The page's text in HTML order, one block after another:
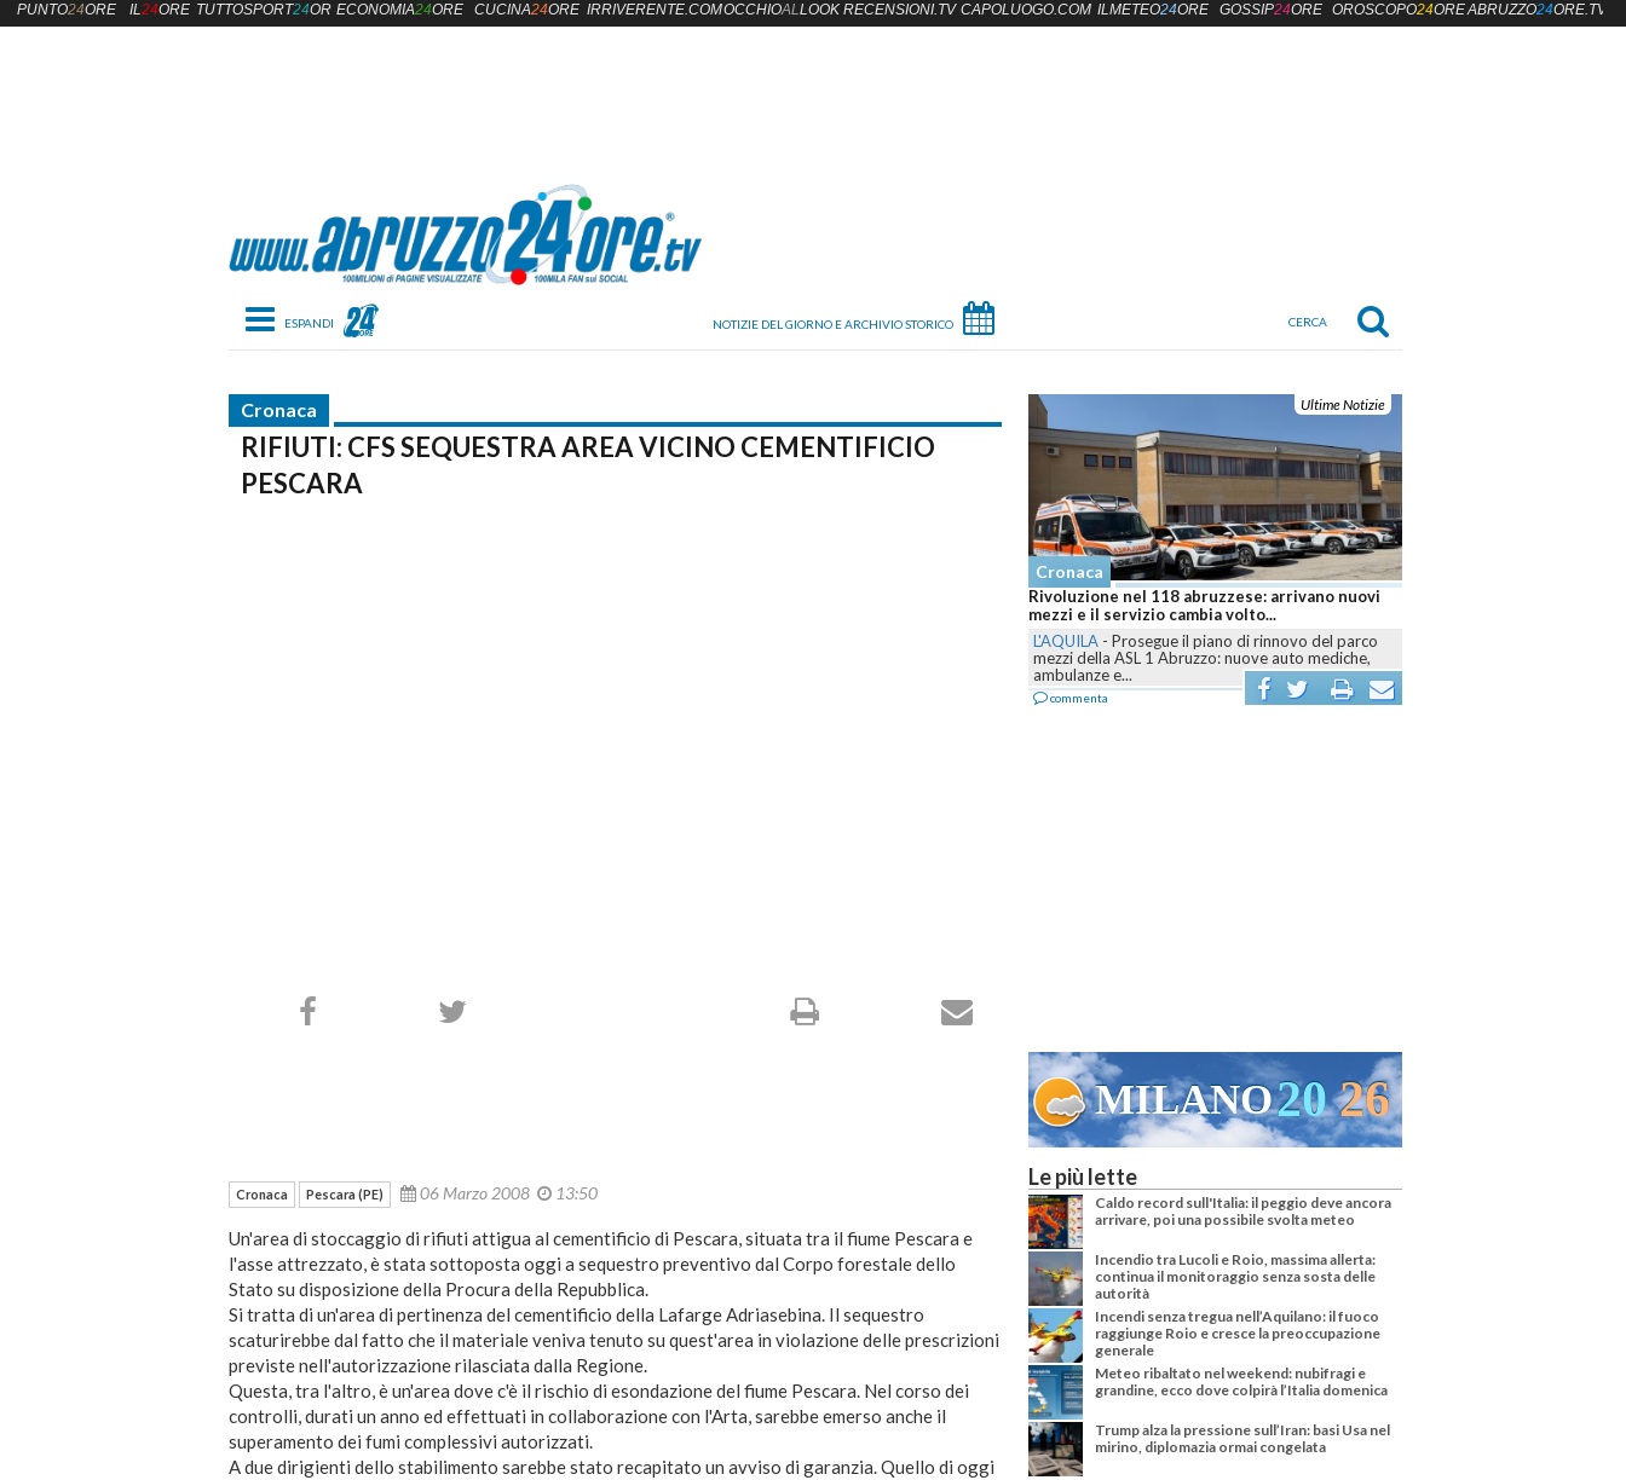
Toggle navigation
Cronaca
RIFIUTI: CFS SEQUESTRA AREA VICINO CEMENTIFICIO
PESCARA
Ultime Notizie
Rivoluzione nel 118 abruzzese: arrivano nuovi
mezzi e il servizio cambia volto...
Prosegue il piano di rinnovo del parco
mezzi della ASL 1 Abruzzo: nuove auto mediche,
Cronaca
Abruzzo brucia ancora, sei fronti attivi e
L'AQUILA-Dall’Aquilano al Pescarese e al
Teramano, volontari, mezzi terrestri, elicotteri e
Canadair sono...
commenta
MILANO20 26 VENEZIA
Cronaca Pescara (PE) 06 Marzo 2008 13:50
Un'area di stoccaggio di rifiuti attigua al cementificio di Pescara, situata tra il fiume Pescara e
l'asse attrezzato, è stata sottoposta oggi a sequestro preventivo dal Corpo forestale dello
Stato su disposizione della Procura della Repubblica.
Si tratta di un'area di pertinenza del cementificio della Lafarge Adriasebina. Il sequestro
scaturirebbe dal fatto che il materiale veniva tenuto su quest'area in violazione delle prescrizioni
previste nell'autorizzazione rilasciata dalla Regione.
Questa, tra l'altro, è un'area dove c'è il rischio di esondazione del fiume Pescara. Nel corso dei
controlli, durati un anno ed effettuati in collaborazione con l'Arta, sarebbe emerso anche il
superamento dei fumi complessivi autorizzati.
A due dirigienti dello stabilimento sarebbe stato recapitato un avviso di garanzia. Quello di oggi
Le più lette
Caldo record sull'Italia: il peggio deve ancora
arrivare, poi una possibile svolta meteo
Incendio tra Lucoli e Roio, massima allerta:
continua il monitoraggio senza sosta delle
autorità
Incendi senza tregua nell’Aquilano: il fuoco
raggiunge Roio e cresce la preoccupazione
generale
Meteo ribaltato nel weekend: nubifragi e
grandine, ecco dove colpirà l’Italia domenica
Trump alza la pressione sull’Iran: basi Usa nel
mirino, diplomazia ormai congelata
PUNTO24ORE IL24ORE TUTTOSPORT24OREECONOMIA24ORE CUCINA24ORE IRRIVERENTE.COMOCCHIOALLOOK RECENSIONI.TV CAPOLUOGO.COM ILMETEO24ORE GOSSIP24ORE OROSCOPO24OREABRUZZO24ORE.TV